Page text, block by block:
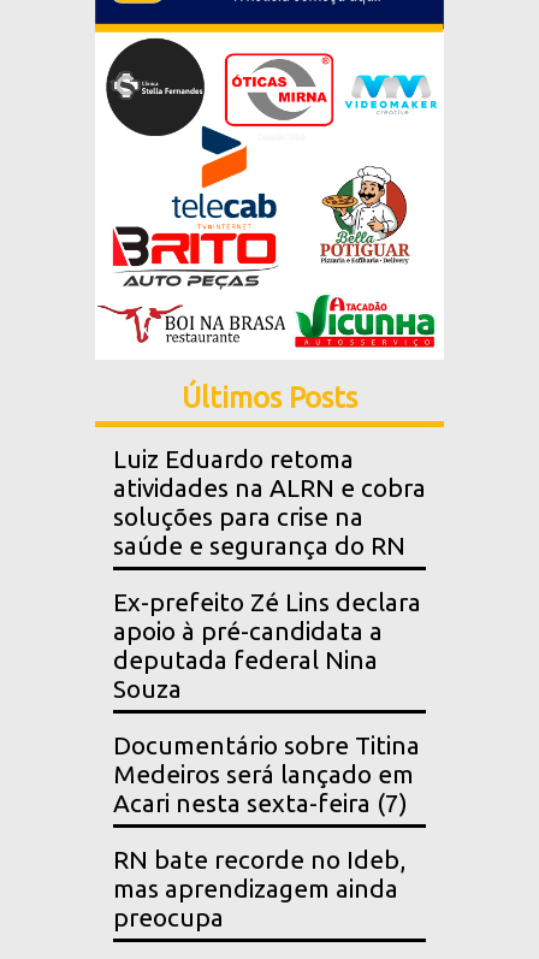
Últimos Posts
Luiz Eduardo retoma
atividades na ALRN e cobra
soluções para crise na
saúde e segurança do RN
Ex-prefeito Zé Lins declara
apoio à pré-candidata a
deputada federal Nina
Souza
Documentário sobre Titina
Medeiros será lançado em
Acari nesta sexta-feira (7)
RN bate recorde no Ideb,
mas aprendizagem ainda
preocupa